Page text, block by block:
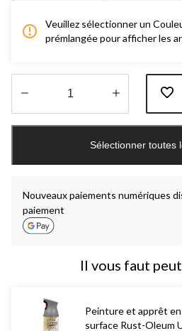
Veuillez sélectionner un
prémlangée pour afficher les
Sélectionner toutes
Nouveaux paiements numériques
paiement
Il vous faut
Peinture et apprêt
surface Rust-Oleum